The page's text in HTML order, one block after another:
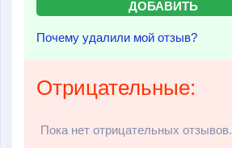
Почему удалили мой отзыв?
Отрицательные:
Пока нет отрицательных отзывов.